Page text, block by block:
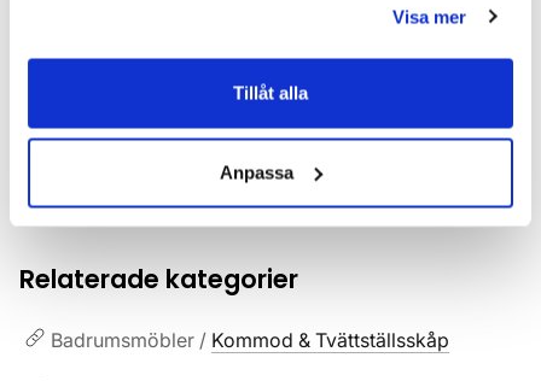
Visa mer
Tillåt alla
Anpassa
Utförande White Ash
Haven
hvv914090
MPN: 914090
Relaterade kategorier
Badrumsmöbler / Kommod & Tvättställsskåp